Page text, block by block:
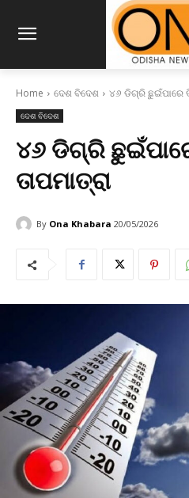
Home ଦେଶ ବିଦେଶ ୪୬ ଡିଗ୍ରି ଛୁଇଁପାରେ
ଦେଶ ବିଦେଶ
୪୬ ଡିଗ୍ରି
ତାପମାତ୍ରା
By Ona Khabara 20/05/2026